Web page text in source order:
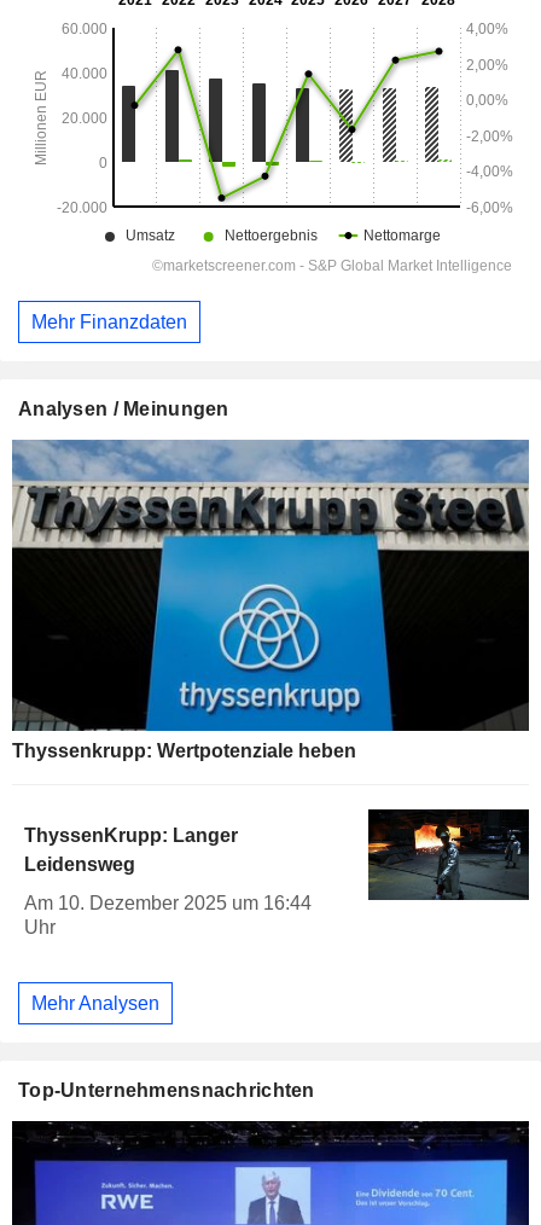
Mehr Finanzdaten
Analysen / Meinungen
Thyssenkrupp: Wertpotenziale heben
ThyssenKrupp: Langer
Leidensweg
Am 10. Dezember 2025 um 16:44
Uhr
Mehr Analysen
Top-Unternehmensnachrichten